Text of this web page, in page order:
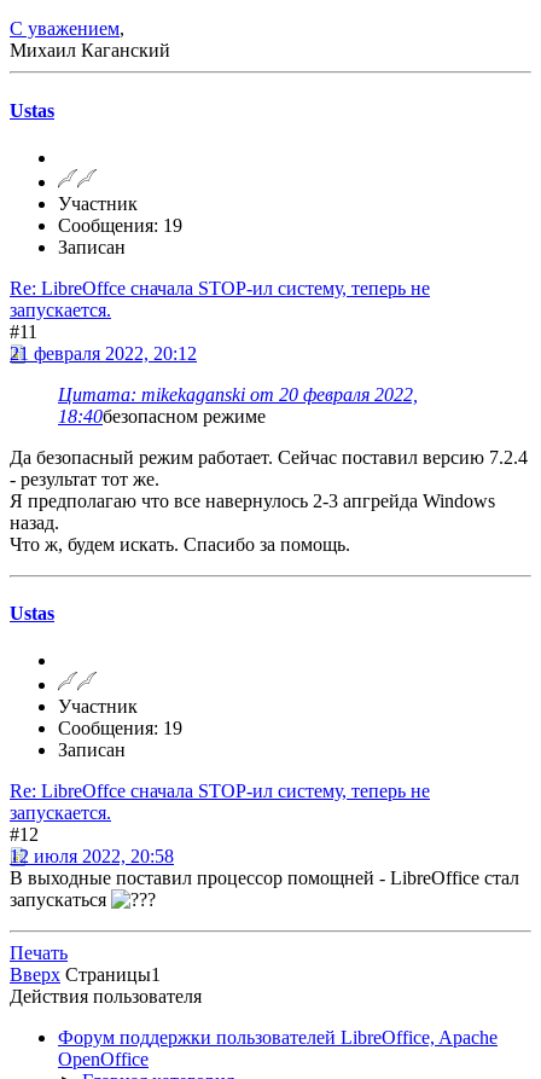
С уважением,
Михаил Каганский
Ustas
Участник
Сообщения: 19
Записан
Re: LibreOffce сначала STOP-ил систему, теперь не
запускается.
#11
21 февраля 2022, 20:12
Цитата: mikekaganski от 20 февраля 2022,
18:40безопасном режиме
Да безопасный режим работает. Сейчас поставил версию 7.2.4
- результат тот же.
Я предполагаю что все навернулось 2-3 апгрейда Windows
назад.
Что ж, будем искать. Спасибо за помощь.
Ustas
Участник
Сообщения: 19
Записан
Re: LibreOffce сначала STOP-ил систему, теперь не
запускается.
#12
12 июля 2022, 20:58
В выходные поставил процессор помощней - LibreOffice стал
запускаться
Печать
Вверх Страницы1
Действия пользователя
Форум поддержки пользователей LibreOffice, Apache
OpenOffice